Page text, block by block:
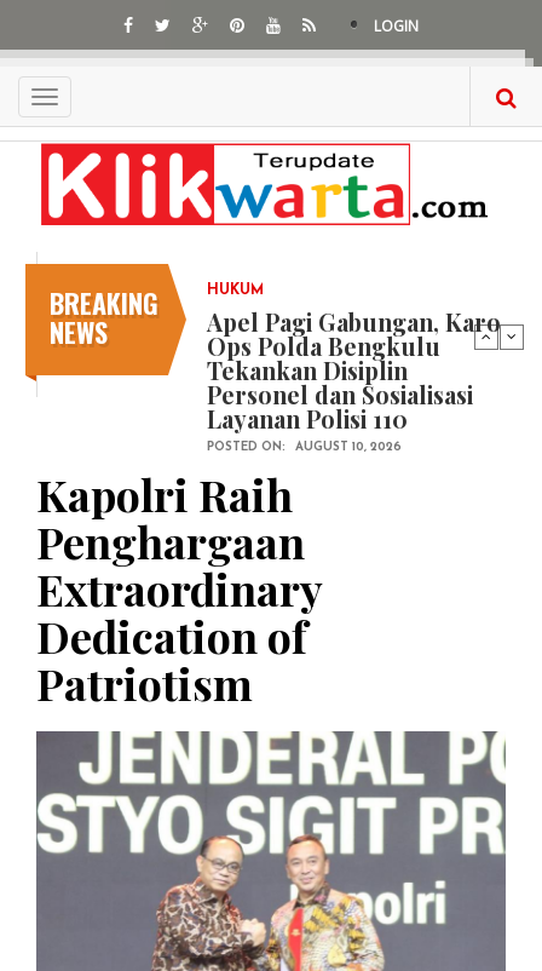
main
content
LOGIN
Toggle
navigation
BREAKING
NEWS
HUKUM
Apel Pagi Gabungan, Karo
Ops Polda Bengkulu
Tekankan Disiplin
Personel dan Sosialisasi
Layanan Polisi 110
POSTED ON: AUGUST 10, 2026
Kapolri Raih
Penghargaan
Extraordinary
Dedication of
Patriotism